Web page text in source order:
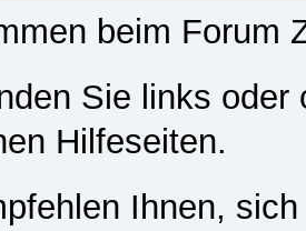
beim Forum
Sie links
Hilfeseiten.
Ihnen,